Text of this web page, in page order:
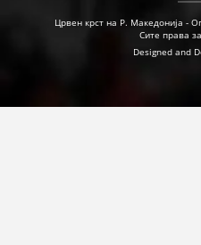
Црвен крст на Р. Македонија -
Сите права
Designed and